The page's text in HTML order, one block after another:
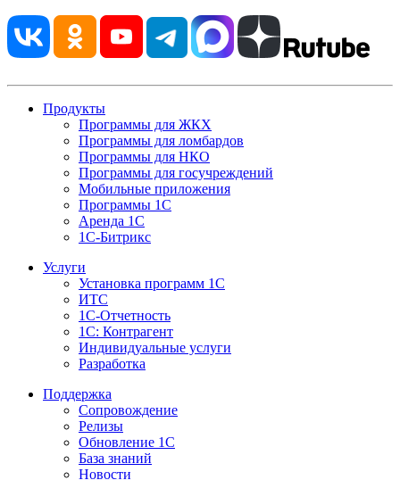
Продукты
Программы для ЖКХ
Программы для ломбардов
Программы для НКО
Программы для госучреждений
Мобильные приложения
Программы 1С
Аренда 1С
1С-Битрикс
Услуги
Установка программ 1С
ИТС
1С-Отчетность
1С: Контрагент
Индивидуальные услуги
Разработка
Поддержка
Сопровождение
Релизы
Обновление 1С
База знаний
Новости